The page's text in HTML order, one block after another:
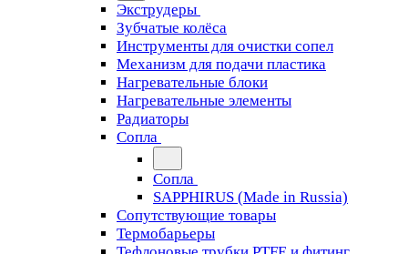
Экструдеры
Зубчатые колёса
Инструменты для очистки сопел
Механизм для подачи пластика
Нагревательные блоки
Нагревательные элементы
Радиаторы
Сопла
Сопла
SAPPHIRUS (Made in Russia)
Сопутствующие товары
Термобарьеры